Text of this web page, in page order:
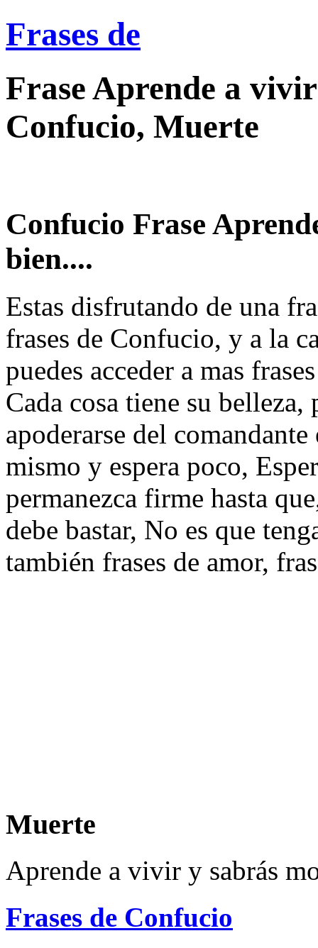
Frases de
Frase Aprende a
Confucio, Muerte
Confucio Frase
bien....
Estas disfrutando de una
frases de Confucio, y a la
puedes acceder a mas
Cada cosa tiene su
apoderarse del
mismo y espera poco,
permanezca firme hasta
debe bastar, No es que
también frases de amor,
Muerte
Aprende a vivir y sabrás
Frases de Confucio